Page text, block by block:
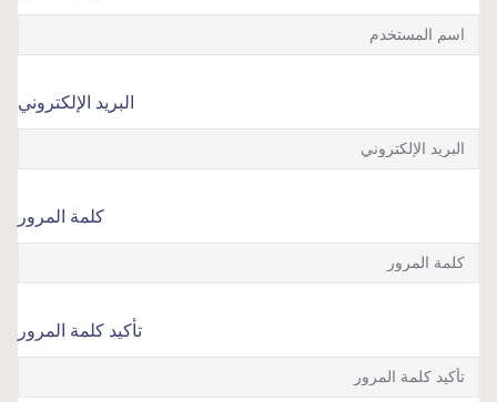
البريد الإلكتروني
كلمة المرور
تأكيد كلمة المرور